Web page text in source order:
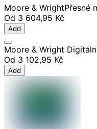
Moore & WrightPřesné
Od 3 604,95 Kč
Add
Moore & Wright
Od 3 102,95 Kč
Add